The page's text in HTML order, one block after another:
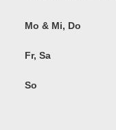
Mo & Mi, Do
Fr, Sa
So